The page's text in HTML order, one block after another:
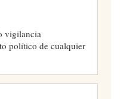
vigilancia
político de cualquier